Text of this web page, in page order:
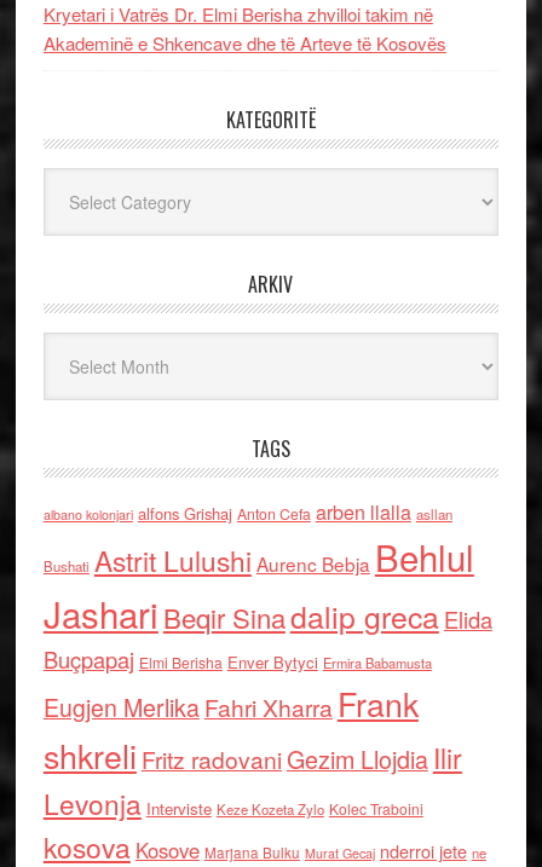
Kryetari i Vatrës Dr. Elmi Berisha zhvilloi takim në
Akademinë e Shkencave dhe të Arteve të Kosovës
KATEGORITË
ARKIV
TAGS
albano kolonjari alfons Grishaj Anton Cefa arben llalla asllan
Bushati Astrit Lulushi Aurenc Bebja Behlul
Jashari Beqir Sinadalip grecaElida
Buçpapaj Elmi Berisha Enver Bytyci Ermira Babamusta
Eugjen MerlikaFahri Xharra Frank
shkreli Fritz radovaniGezim Llojdia Ilir
Levonja Interviste Keze Kozeta Zylo Kolec Traboini
kosova Kosove Marjana Bulku Murat Gecaj nderroi jete ne